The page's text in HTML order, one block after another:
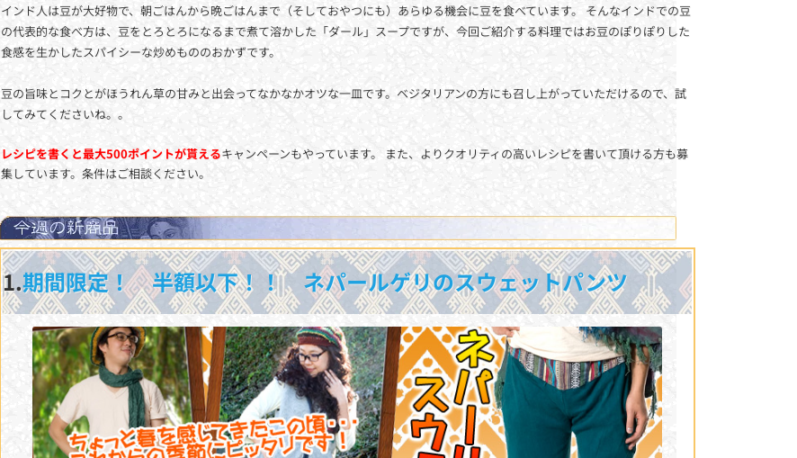
インド人は豆が大好物で、朝ごはんから晩ごはんまで（そしておやつにも）あらゆる機会に豆を食べています。 そんなインドでの豆
の代表的な食べ方は、豆をとろとろになるまで煮て溶かした「ダール」スープですが、今回ご紹介する料理ではお豆のぽりぽりした
食感を生かしたスパイシーな炒めもののおかずです。
豆の旨味とコクとがほうれん草の甘みと出会ってなかなかオツな一皿です。ベジタリアンの方にも召し上がっていただけるので、試
してみてくださいね。。
レシピを書くと最大500ポイントが貰えるキャンペーンもやっています。 また、よりクオリティの高いレシピを書いて頂ける方も募
集しています。条件はご相談ください。
1.期間限定！ 半額以下！！ ネパールゲリのスウェットパンツ